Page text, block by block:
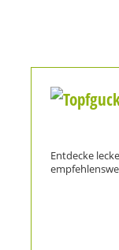
Entdecke